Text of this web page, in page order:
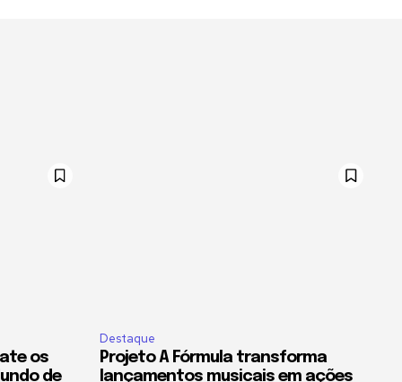
os
de
Destaque
Projeto A Fórmula transforma
lançamentos musicais em ações